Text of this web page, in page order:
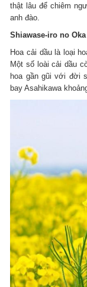
thật lâu để chiêm
anh đào.
Shiawase-iro no Oka
Hoa cải dầu là loại
Một số loài cải dầu
hoa gần gũi với đời
bay Asahikawa